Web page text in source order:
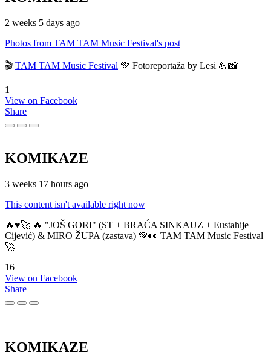
2 weeks 5 days ago
Photos from TAM TAM Music Festival's post
🎬 TAM TAM Music Festival 💚 Fotoreportaža by Lesi 💪📸
1
View on Facebook
Share
KOMIKAZE
3 weeks 17 hours ago
This content isn't available right now
🔥♥️🚀 🔥 "JOŠ GORI" (ST + BRAĆA SINKAUZ + Eustahije
Cijević) & MIRO ŽUPA (zastava) 💚👀 TAM TAM Music Festival
🚀
16
View on Facebook
Share
KOMIKAZE